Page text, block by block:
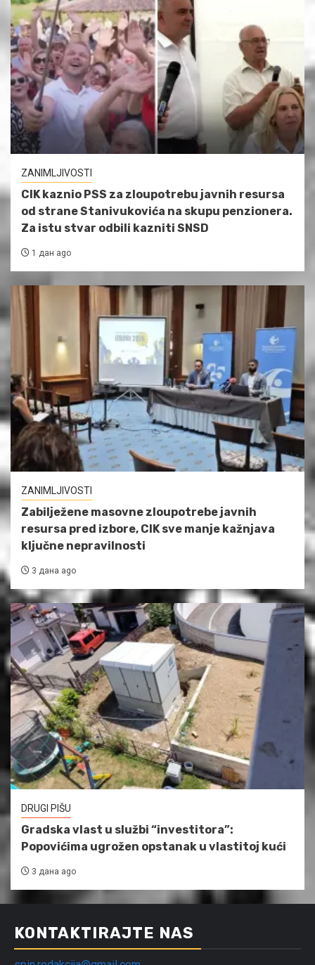
ZANIMLJIVOSTI
CIK kaznio PSS za zloupotrebu javnih resursa
od strane Stanivukovića na skupu penzionera.
Za istu stvar odbili kazniti SNSD
1 дан ago
ZANIMLJIVOSTI
Zabilježene masovne zloupotrebe javnih
resursa pred izbore, CIK sve manje kažnjava
ključne nepravilnosti
3 дана ago
DRUGI PIŠU
Gradska vlast u službi “investitora”:
Popovićima ugrožen opstanak u vlastitoj kući
3 дана ago
KONTAKTIRAJTE NAS